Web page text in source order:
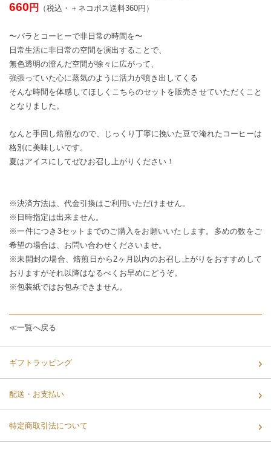
660 円 （税込・＋ネコポス送料360円）
〜バラとコーヒーで非日常の時間を〜
日常生活に非日常の空間を演出することで、
無色透明の澄んだ空間が徐々に広がって、
強張っていた心に蒸気のように活力が噴き出してくる
そんな時間を体感してほしくこちらのセットを販売させていただくこと
となりました。
なんと手回し焙煎なので、じっくり丁寧に挽いた豆で淹れたコーヒーは
格別に美味しいです。
夏はアイスにしてぜひお召し上がりください！
※決済方法は、代金引換はご利用いただけません。
※日時指定は出来ません。
※一件につき3セットまでのご購入をお願いいたします。多めの数をご
希望の場合は、お問い合わせくださいませ。
※未開封の場合、焙煎日から2ヶ月以内のお召し上がりをおすすめして
おりますがそれ以降はなるべくお早めにどうぞ。
※包装紙ではお包みできません。
≪一覧へ戻る
ギフトラッピング
配送・お支払い
特定商取引法について